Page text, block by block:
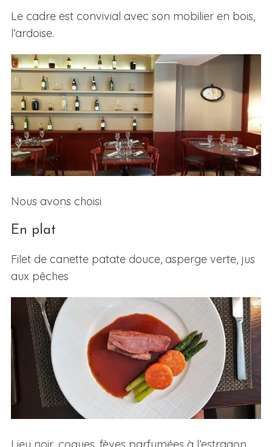
Le cadre est convivial avec son mobilier en bois,
l’ardoise.
Nous avons choisi
En plat
Filet de canette patate douce, asperge verte, jus
aux pêches